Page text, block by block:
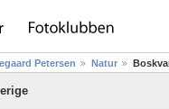
Petersen Natur